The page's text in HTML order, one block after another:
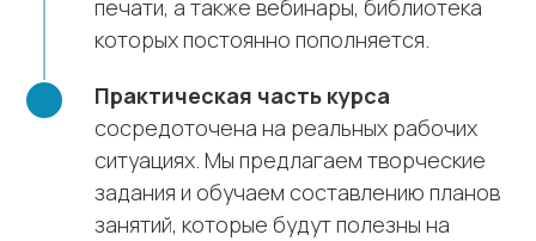
печати, а также вебинары, библиотека
которых постоянно пополняется.
Практическая часть курса
сосредоточена на реальных рабочих
ситуациях. Мы предлагаем творческие
задания и обучаем составлению планов
занятий, которые будут полезны на